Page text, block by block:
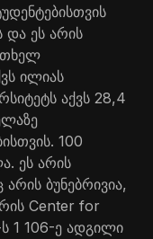
და ეს არის
ილიას
აქვს 28,4
100
ეს არის
ბუნებრივია,
Center for
1 106-ე ადგილი